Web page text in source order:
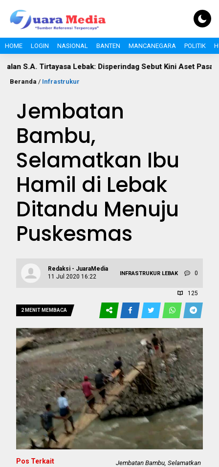
HOME LOGIN NASIONAL BANTEN MANCANEGARA POLITIK
Lebak: Disperindag Sebut Kini Aset Pasar, Keluhan
Beranda / Infrastrukur
Jembatan
Bambu,
Selamatkan Ibu
Hamil di Lebak
Ditandu Menuju
Puskesmas
Redaksi - JuaraMedia
11 Jul 2020 16:22
INFRASTRUKUR LEBAK 0
125
2 MENIT MEMBACA
Jembatan Bambu, Selamatkan
Pos Terkait